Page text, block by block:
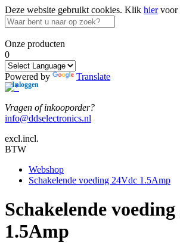
Deze website gebruikt cookies. Klik hiervoor
Inloggen
Onze producten
0
Powered by Translate
Vragen of inkooporder?
info@ddselectronics.nl
excl.incl.
BTW
Webshop
Schakelende voeding 24Vdc 1.5Amp
Schakelende
1.5Amp